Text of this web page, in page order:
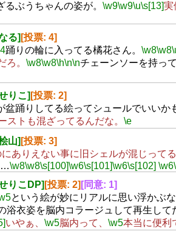
るぶうちゃんの姿が。 \w9\w9\u\s[13]実
る] [投票: 4]
踊りの輪に入ってる橘花さん。 \w8\w8
ろ。 \w8\w8\h\n\nチェーンソーを持って
りこ] [投票: 2]
盆踊りしてる絵ってシュールでいいか
ストも混ざってるんだな。 \e
山] [投票: 3]
ありえない事に旧シェルが混じってる
…\w8\w8\s[100]\w6\s[101]\w6\s[102] \w6
りこDP] [投票: 2] [同意: 1]
という絵が妙にリアルに思い浮かぶ
衣姿を脳内コラージュして再生して
いやぁ、 \w5脳内って、 \w5本当に便利